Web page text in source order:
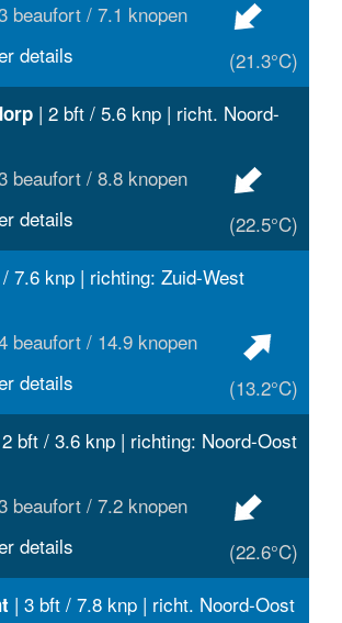
beaufort / 7.1 knopen
(21.3°C)
details
| 2 bft / 5.6 knp | richt. Noord-
beaufort / 8.8 knopen
(22.5°C)
details
7.6 knp | richting: Zuid-West
beaufort / 14.9 knopen
(13.2°C)
details
bft / 3.6 knp | richting: Noord-Oost
beaufort / 7.2 knopen
(22.6°C)
details
| 3 bft / 7.8 knp | richt. Noord-Oost